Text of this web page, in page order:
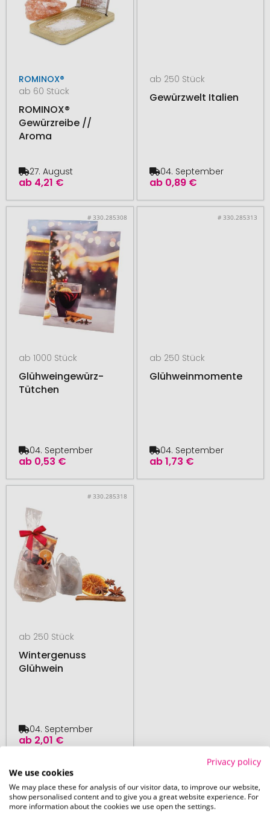
ROMINOX®
ab 60 Stück
ROMINOX®
Gewürzreibe //
Aroma
ab 4,21 €
27. August
ab 250 Stück
Gewürzwelt Italien
ab 0,89 €
04. September
# 330.285308
ab 1000 Stück
Glühweingewürz-
Tütchen
ab 0,53 €
04. September
# 330.285313
ab 250 Stück
Glühweinmomente
ab1,73 €
04. September
# 330.285318
ab 250 Stück
Wintergenuss
Glühwein
ab 2,01 €
04. September
Produkte pro Seite: 48
Privacy policy
We use cookies
We may place these for analysis of our visitor data, to improve our website,
show personalised content and to give you a great website experience. For
more information about the cookies we use open the settings.